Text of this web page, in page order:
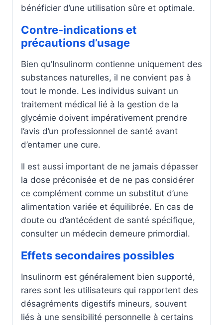
bénéficier d’une utilisation sûre et optimale.
Contre-indications et
précautions d’usage
Bien qu’Insulinorm contienne uniquement des
substances naturelles, il ne convient pas à
tout le monde. Les individus suivant un
traitement médical lié à la gestion de la
glycémie doivent impérativement prendre
l’avis d’un professionnel de santé avant
d’entamer une cure.
Il est aussi important de ne jamais dépasser
la dose préconisée et de ne pas considérer
ce complément comme un substitut d’une
alimentation variée et équilibrée. En cas de
doute ou d’antécédent de santé spécifique,
consulter un médecin demeure primordial.
Effets secondaires possibles
Insulinorm est généralement bien supporté,
rares sont les utilisateurs qui rapportent des
désagréments digestifs mineurs, souvent
liés à une sensibilité personnelle à certains